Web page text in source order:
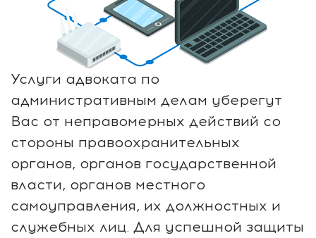
Услуги адвоката по
административным делам уберегут
Вас от неправомерных действий со
стороны правоохранительных
органов, органов государственной
власти, органов местного
самоуправления, их должностных и
служебных лиц. Для успешной защиты